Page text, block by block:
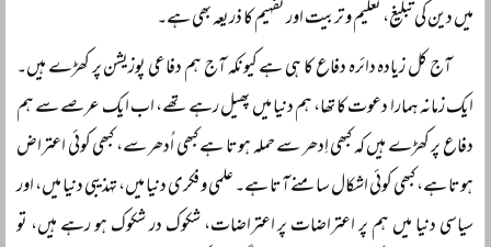
میں دین کی تبلیغ، تعلیم و تربیت اور تفہیم کا ذریعہ بھی ہے۔
آج کل زیادہ دائرہ دفاع کا ہی ہے کیونکہ آج ہم دفاعی پوزیشن پر کھڑے ہیں۔
ایک زمانہ ہمارا دعوت کا تھا، ہم دنیا میں پھیل رہے تھے، اب ایک عرصے سے ہم
دفاع پر کھڑے ہیں کہ کبھی اِدھر سے حملہ ہوتا ہے کبھی اُدھر سے، کبھی کوئی اعتراض
ہوتا ہے، کبھی کوئی اشکال سامنے آتا ہے۔ علمی و فکری دنیا میں، تہذیبی دنیا میں، اور
سیاسی دنیا میں ہم پر اعتراضات پر اعتراضات، شکوک در شکوک ہو رہے ہیں، تو